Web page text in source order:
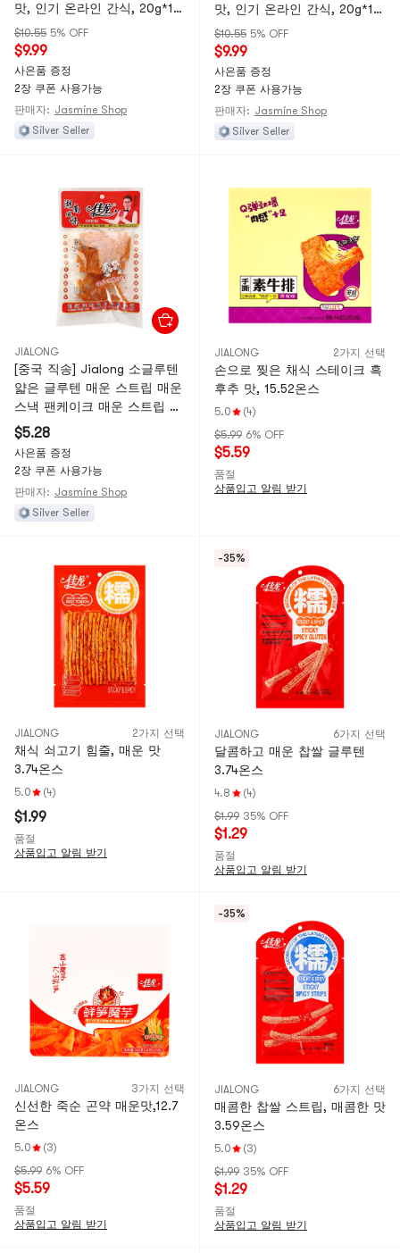
맛, 인기 온라인 간식, 20g*10
팩
$10.55 5% OFF
$9.99
사은품 증정
2장 쿠폰 사용가능
판매자: Jasmine Shop
Silver Seller
맛, 인기 온라인 간식, 20g*10
팩
$10.55 5% OFF
$9.99
사은품 증정
2장 쿠폰 사용가능
판매자: Jasmine Shop
Silver Seller
JIALONG
[중국 직송] Jialong 소글루텐
얇은 글루텐 매운 스트립 매운
스낵 팬케이크 매운 스트립 매
운 고풍스러운 향수 상업 고전
18g * 5 팩
$5.28
사은품 증정
2장 쿠폰 사용가능
판매자: Jasmine Shop
Silver Seller
JIALONG 2가지 선택
손으로 찢은 채식 스테이크 흑
후추 맛, 15.52온스
5.0
(4)
$5.99 6% OFF
$5.59
품절
상품입고 알림 받기
JIALONG 2가지 선택
채식 쇠고기 힘줄, 매운 맛
3.74온스
5.0 (4)
$1.99
품절
상품입고 알림 받기
-35%
JIALONG 6가지 선택
달콤하고 매운 찹쌀 글루텐
3.74온스
4.8
(4)
$1.99 35% OFF
$1.29
품절
상품입고 알림 받기
JIALONG 3가지 선택
신선한 죽순 곤약 매운맛,12.7
온스
5.0
(3)
$5.99 6% OFF
$5.59
품절
상품입고 알림 받기
-35%
JIALONG 6가지 선택
매콤한 찹쌀 스트립, 매콤한 맛
3.59온스
5.0
(3)
$1.99 35% OFF
$1.29
품절
상품입고 알림 받기